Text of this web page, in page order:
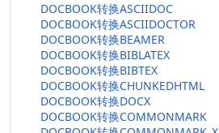
DOCBOOK转换ASCIIDOC
DOCBOOK转换ASCIIDOCTOR
DOCBOOK转换BEAMER
DOCBOOK转换BIBLATEX
DOCBOOK转换BIBTEX
DOCBOOK转换CHUNKEDHTML
DOCBOOK转换DOCX
DOCBOOK转换COMMONMARK